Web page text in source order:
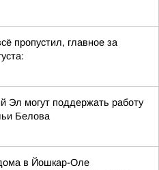
пропустил, главное за
Эл могут поддержать работу
Белова
в Йошкар-Оле